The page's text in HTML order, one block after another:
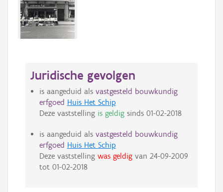
Juridische gevolgen
is aangeduid als vastgesteld bouwkundig
erfgoed Huis Het Schip
Deze vaststelling is geldigsinds 01-02-2018
is aangeduid als vastgesteld bouwkundig
erfgoed Huis Het Schip
Deze vaststelling was geldigvan 24-09-2009
tot 01-02-2018